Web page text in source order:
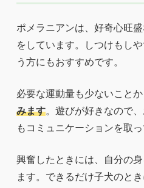
ポメラニアンは、好奇心旺
をしています。しつけもし
う方にもおすすめです。
必要な運動量も少ないことか
みます。遊びが好きなので
もコミュニケーションを取
興奮したときには、自分の
ます。できるだけ子犬のと